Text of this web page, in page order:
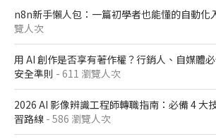
n8n新手懶人包：一篇初學者也能懂的自動化
覽人次
用 AI 創作是否享有著作權？行銷人、自媒體
安全準則 - 611 瀏覽人次
2026 AI 影像辨識工程師轉職指南：必備 4 大
習路線 - 586 瀏覽人次